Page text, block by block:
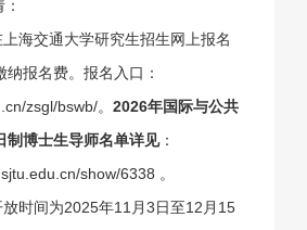
海交通大学研究生招生网上报名
报名费。报名入口：
zsgl/bswb/。 2026年国际与公共
制博士生导师名单详见：
show/6338 。
放时间为2025年11 月3日至12 月15